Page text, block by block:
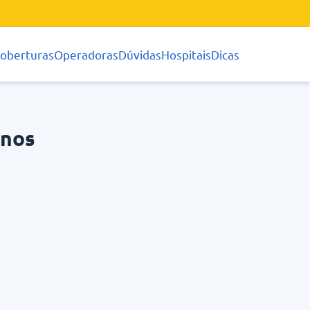
OperadorasDúvidasHospitaisDicas